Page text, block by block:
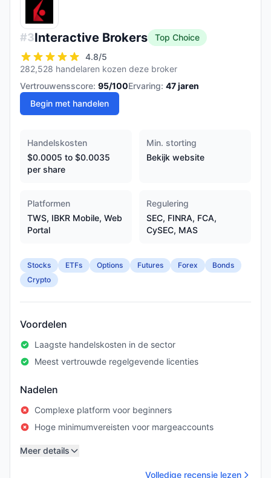
#3Interactive Brokers
Top Choice
4.8/5
282,528 handelaren kozen deze broker
Vertrouwensscore: 95/100Ervaring: 47jaren
Begin met handelen
Handelskosten
$0.0005 to $0.0035
per share
Min. storting
Bekijk website
Platformen
TWS, IBKR Mobile, Web
Portal
Regulering
SEC, FINRA, FCA,
CySEC, MAS
Stocks ETFs Options Futures Forex
Bonds
Crypto
Voordelen
Laagste handelskosten in de sector
Meest vertrouwde regelgevende licenties
Nadelen
Complexe platform voor beginners
Hoge minimumvereisten voor margeaccounts
Meer details
Volledige recensie lezen